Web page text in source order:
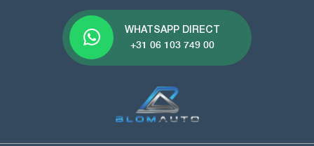
WHATSAPP DIRECT
+31 06 103 749 00